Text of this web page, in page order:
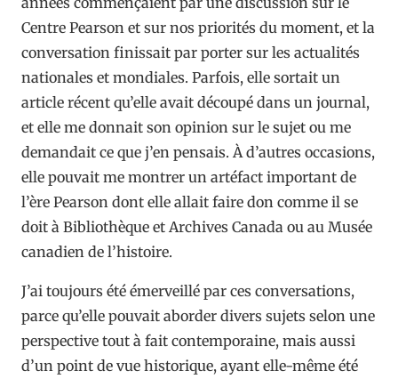
Centre Pearson et sur nos priorités du moment, et la
conversation finissait par porter sur les actualités
nationales et mondiales. Parfois, elle sortait un
article récent qu’elle avait découpé dans un journal,
et elle me donnait son opinion sur le sujet ou me
demandait ce que j’en pensais. À d’autres occasions,
elle pouvait me montrer un artéfact important de
l’ère Pearson dont elle allait faire don comme il se
doit à Bibliothèque et Archives Canada ou au Musée
canadien de l’histoire.
J’ai toujours été émerveillé par ces conversations,
parce qu’elle pouvait aborder divers sujets selon une
perspective tout à fait contemporaine, mais aussi
d’un point de vue historique, ayant elle-même été